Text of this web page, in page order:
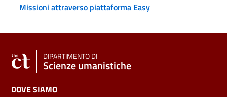
Missioni attraverso piattaforma Easy
DIPARTIMENTO DI
Scienze umanistiche
DOVE SIAMO